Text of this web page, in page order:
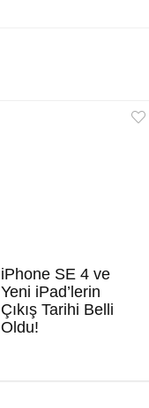
iPhone SE 4 ve
Yeni iPad’lerin
Çıkış Tarihi Belli
Oldu!